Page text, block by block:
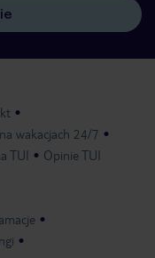
wakacjach 24/7
TUI Opinie TUI